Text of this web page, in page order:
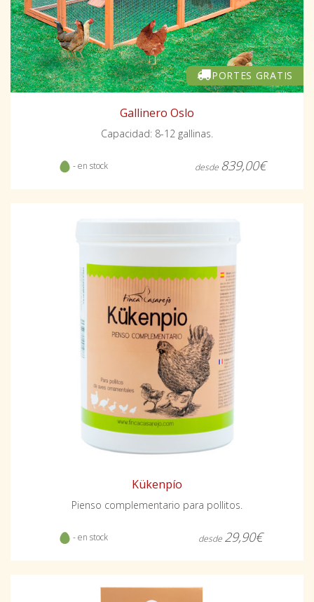
PORTES GRATIS
Gallinero Oslo
Capacidad: 8-12 gallinas.
- en stock desde 839,00€
Kükenpío
Pienso complementario para pollitos.
- en stock desde 29,90€